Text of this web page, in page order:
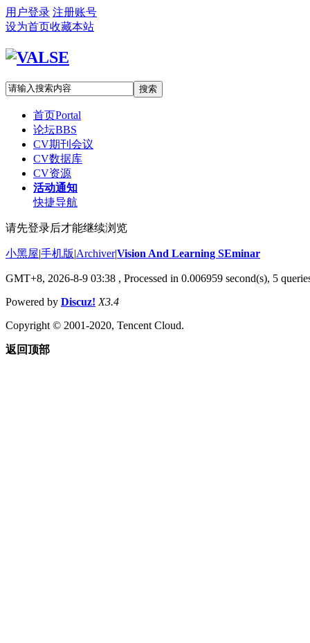
用户登录 注册账号
设为首页收藏本站
搜索
首页Portal
论坛BBS
CV期刊会议
CV数据库
CV资源
活动通知
快捷导航
请先登录后才能继续浏览
小黑屋|手机版|Archiver|Vision And Learning SEminar
GMT+8, 2026-8-9 03:38 , Processed in 0.006959 second(s), 5
Powered by Discuz! X3.4
Copyright © 2001-2020, Tencent Cloud.
返回顶部